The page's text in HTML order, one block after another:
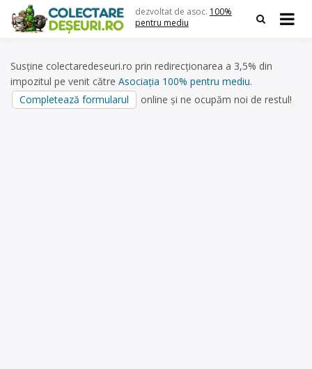
content
dezvoltat de asoc. 100%
pentru mediu
Susține colectaredeseuri.ro prin redirecționarea a 3,5% din
impozitul pe venit către Asociația 100% pentru mediu.
Completează formularul
online și ne ocupăm noi de restul!